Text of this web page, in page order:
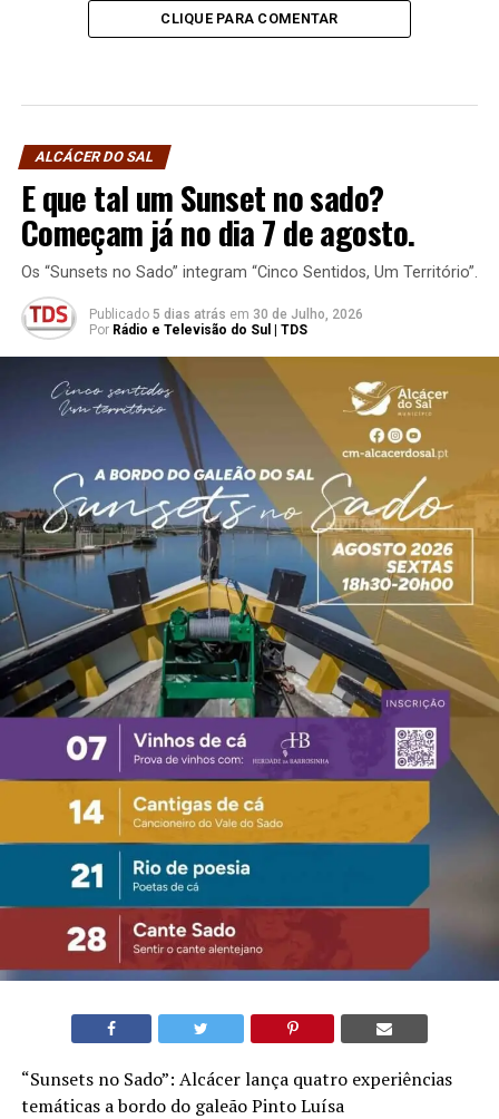
CLIQUE PARA COMENTAR
ALCÁCER DO SAL
E que tal um Sunset no sado?
Começam já no dia 7 de agosto.
Os “Sunsets no Sado” integram “Cinco Sentidos, Um Território”.
Publicado 5 dias atrás em 30 de Julho, 2026
Por Rádio e Televisão do Sul | TDS
“Sunsets no Sado”: Alcácer lança quatro experiências
temáticas a bordo do galeão Pinto Luísa